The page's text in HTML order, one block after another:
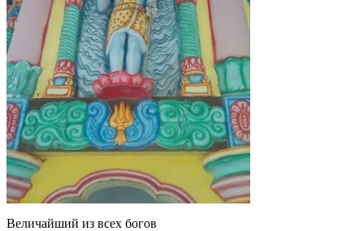
Величайший из всех богов